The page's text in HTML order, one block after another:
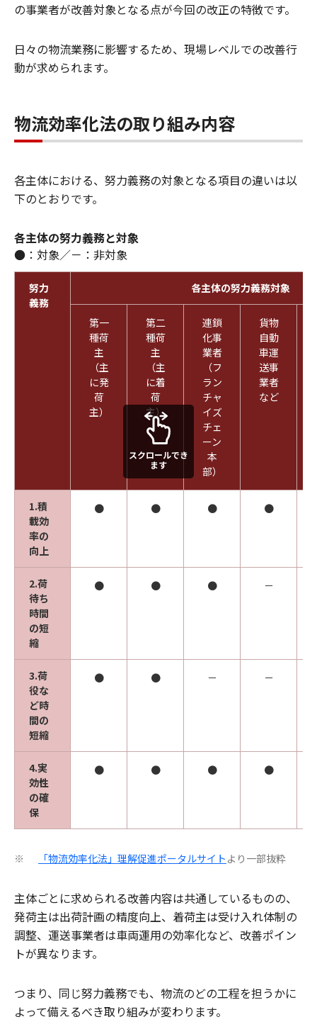
の事業者が改善対象となる点が今回の改正の特徴です。
日々の物流業務に影響するため、現場レベルでの改善行
動が求められます。
物流効率化法の取り組み内容
各主体における、努力義務の対象となる項目の違いは以
下のとおりです。
各主体の努力義務と対象
●：対象／－：非対象
努力
義務
各主体の努力義務対象
第一
種荷
主
（主
に発
荷
主）
第二
種荷
主
（主
に着
荷
主）
連鎖
化事
業者
（フ
ラン
チャ
イズ
チェ
ーン
本
部）
貨物
自動
車運
送事
業者
など
1.積
載効
率の
向上
● ● ● ●
2.荷
待ち
時間
の短
縮
● ● ● －
3.荷
役な
ど時
間の
短縮
● ● － －
4.実
効性
の確
保
● ● ● ●
スクロールでき
ます
※ 「物流効率化法」理解促進ポータルサイト より一部抜粋
主体ごとに求められる改善内容は共通しているものの、
発荷主は出荷計画の精度向上、着荷主は受け入れ体制の
調整、運送事業者は車両運用の効率化など、改善ポイン
トが異なります。
つまり、同じ努力義務でも、物流のどの工程を担うかに
よって備えるべき取り組みが変わります。